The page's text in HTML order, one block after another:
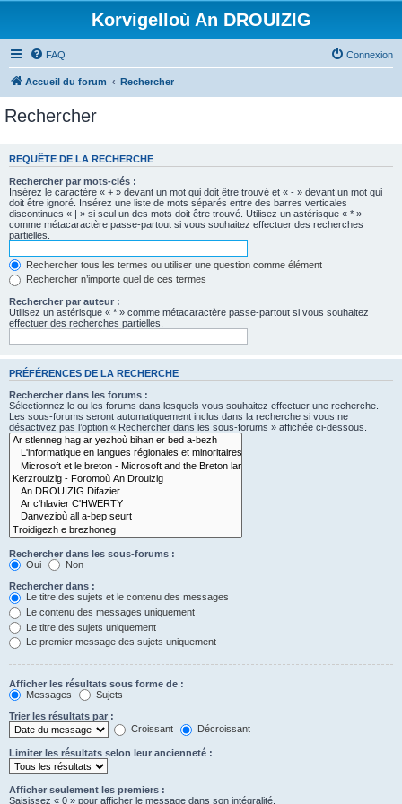
Korvigelloù An DROUIZIG
FAQ Connexion
Accueil du forum Rechercher
Rechercher
REQUÊTE DE LA RECHERCHE
Rechercher par mots-clés :
Insérez le caractère « + » devant un mot qui doit être trouvé et « - » devant un mot qui
doit être ignoré. Insérez une liste de mots séparés entre des barres verticales
discontinues « | » si seul un des mots doit être trouvé. Utilisez un astérisque « * »
comme métacaractère passe-partout si vous souhaitez effectuer des recherches
partielles.
Rechercher tous les termes ou utiliser une question comme élément
Rechercher n’importe quel de ces termes
Rechercher par auteur :
Utilisez un astérisque « * » comme métacaractère passe-partout si vous souhaitez
effectuer des recherches partielles.
PRÉFÉRENCES DE LA RECHERCHE
Rechercher dans les forums :
Sélectionnez le ou les forums dans lesquels vous souhaitez effectuer une recherche.
Les sous-forums seront automatiquement inclus dans la recherche si vous ne
désactivez pas l’option « Rechercher dans les sous-forums » affichée ci-dessous.
Rechercher dans les sous-forums :
Oui
Non
Rechercher dans :
Le titre des sujets et le contenu des messages
Le contenu des messages uniquement
Le titre des sujets uniquement
Le premier message des sujets uniquement
Afficher les résultats sous forme de :
Messages
Sujets
Trier les résultats par :
Croissant
Décroissant
Limiter les résultats selon leur ancienneté :
Afficher seulement les premiers :
Saisissez « 0 » pour afficher le message dans son intégralité.